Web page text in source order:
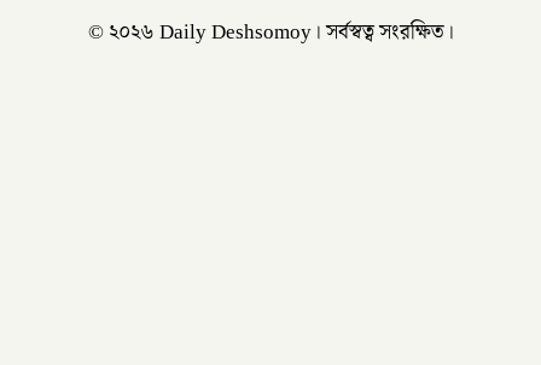
© ২০২৬ Daily Deshsomoy। সর্বস্বত্ব সংরক্ষিত।